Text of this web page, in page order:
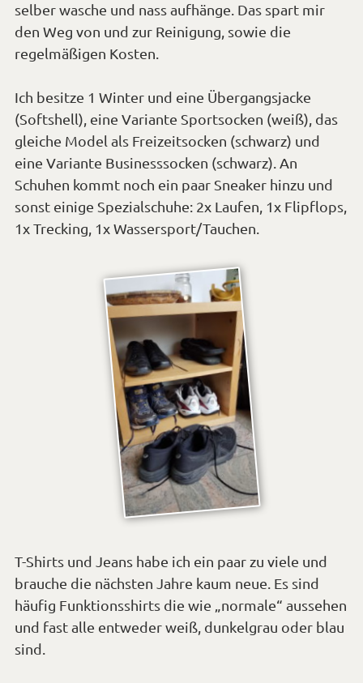
selber wasche und nass aufhänge. Das spart mir
den Weg von und zur Reinigung, sowie die
regelmäßigen Kosten.
Ich besitze 1 Winter und eine Übergangsjacke
(Softshell), eine Variante Sportsocken (weiß), das
gleiche Model als Freizeitsocken (schwarz) und
eine Variante Businesssocken (schwarz). An
Schuhen kommt noch ein paar Sneaker hinzu und
sonst einige Spezialschuhe: 2x Laufen, 1x Flipflops,
1x Trecking, 1x Wassersport/Tauchen.
T-Shirts und Jeans habe ich ein paar zu viele und
brauche die nächsten Jahre kaum neue. Es sind
häufig Funktionsshirts die wie „normale“ aussehen
und fast alle entweder weiß, dunkelgrau oder blau
sind.